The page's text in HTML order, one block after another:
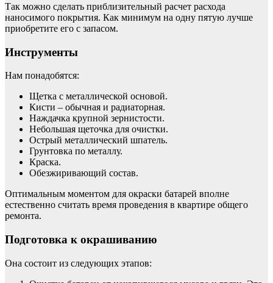
Так можно сделать приблизительный расчет расхода
наносимого покрытия. Как минимум на одну пятую лучше
приобретите его с запасом.
Инструменты
Нам понадобятся:
Щетка с металлической основой.
Кисти – обычная и радиаторная.
Наждачка крупной зернистости.
Небольшая щеточка для очистки.
Острый металлический шпатель.
Грунтовка по металлу.
Краска.
Обезжиривающий состав.
Оптимальным моментом для окраски батарей вполне
естественно считать время проведения в квартире общего
ремонта.
Подготовка к окрашиванию
Она состоит из следующих этапов: